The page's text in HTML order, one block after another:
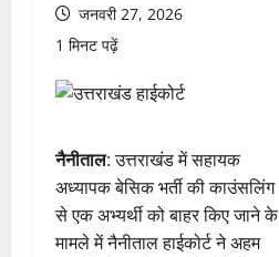
जनवरी 27, 2026
1 मिनट पढ़ें
नैनीताल: उत्तराखंड में सहायक
अध्यापक बेसिक भर्ती की काउंसलिंग
से एक अभ्यर्थी को बाहर किए जाने के
मामले में नैनीताल हाईकोर्ट ने अहम